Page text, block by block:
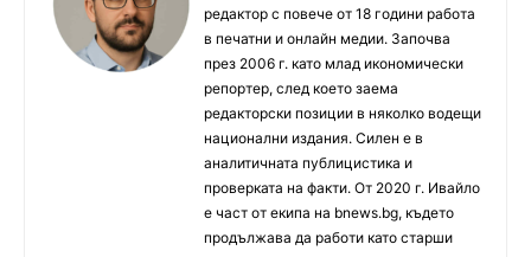
редактор с повече от 18 години работа
в печатни и онлайн медии. Започва
през 2006 г. като млад икономически
репортер, след което заема
редакторски позиции в няколко водещи
национални издания. Силен е в
аналитичната публицистика и
проверката на факти. От 2020 г. Ивайло
е част от екипа на bnews.bg, където
продължава да работи като старши